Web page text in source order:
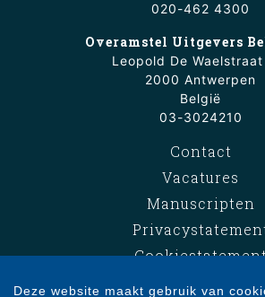
020-462 4300
Overamstel Uitgevers
Leopold De Waelstraat
2000 Antwerpen
België
03-3024210
Contact
Vacatures
Manuscripten
Deze website maakt gebruik van